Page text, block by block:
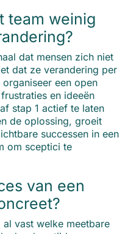
team weinig
dat mensen zich niet
dat ze verandering per
een open
en ideeën
stap 1 actief te laten
de oplossing, groeit
successen in een
om sceptici te
van een
vast welke meetbare